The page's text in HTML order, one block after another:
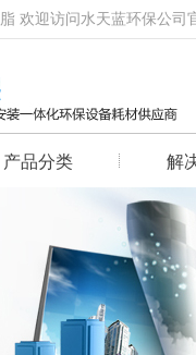
欢迎访问水天蓝环保公司
产品分类 解